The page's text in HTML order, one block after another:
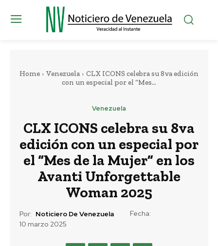
Home Venezuela
CLX ICONS celebra su 8va edición
con un especial por el “Mes...
Venezuela
CLX ICONS celebra su 8va
edición con un especial por
el “Mes de la Mujer” en los
Avanti Unforgettable
Woman 2025
Por: Noticiero De Venezuela
Fecha:
10 marzo 2025